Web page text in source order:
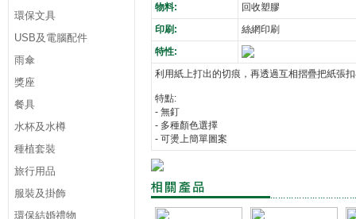
環保文具
USB及電腦配件
雨傘
獎座
餐具
水杯及水樽
種植套裝
旅行用品
服裝及掛飾
環保結婚禮物
物料:
回收塑膠
印刷:
絲網印刷
特性:
利用紙上打出的切痕，再透過互相摺疊把紙張
特點:
- 無釘
- 多種顏色選擇
- 可燙上簡單圖案